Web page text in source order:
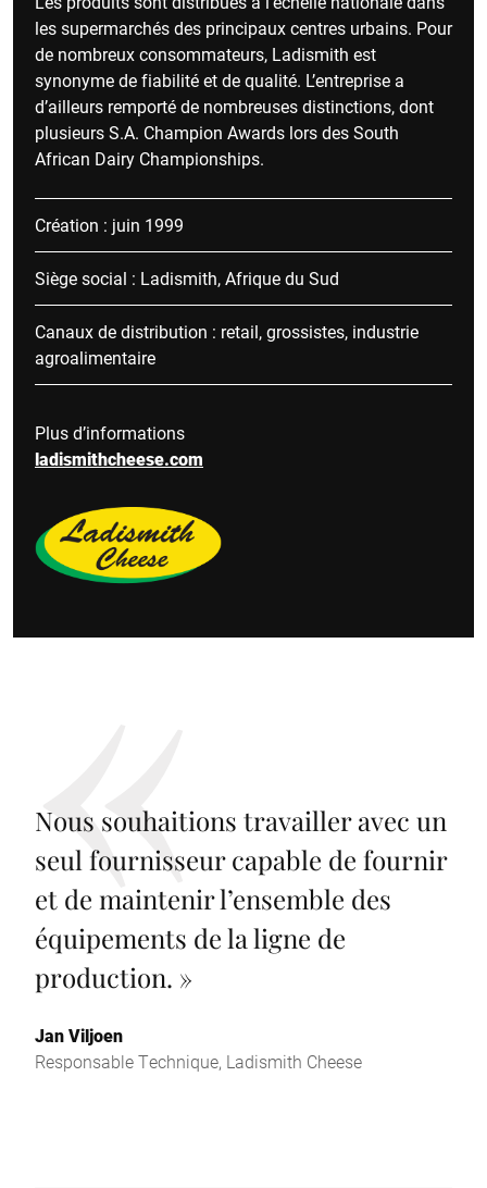
les supermarchés des principaux centres urbains. Pour
de nombreux consommateurs, Ladismith est
synonyme de fiabilité et de qualité. L’entreprise a
d’ailleurs remporté de nombreuses distinctions, dont
plusieurs S.A. Champion Awards lors des South
African Dairy Championships.
Création : juin 1999
Siège social : Ladismith, Afrique du Sud
Canaux de distribution : retail, grossistes, industrie
agroalimentaire
Plus d’informations
ladismithcheese.com
Nous souhaitions travailler avec un
seul fournisseur capable de fournir
et de maintenir l’ensemble des
équipements de la ligne de
production. »
Jan Viljoen
Responsable Technique, Ladismith Cheese